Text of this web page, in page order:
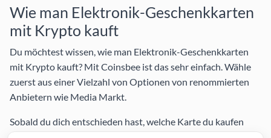
Wie man Elektronik-Geschenkkarten
mit Krypto kauft
Du möchtest wissen, wie man Elektronik-Geschenkkarten
mit Krypto kauft? Mit Coinsbee ist das sehr einfach. Wähle
zuerst aus einer Vielzahl von Optionen von renommierten
Anbietern wie Media Markt.
Sobald du dich entschieden hast, welche Karte du kaufen